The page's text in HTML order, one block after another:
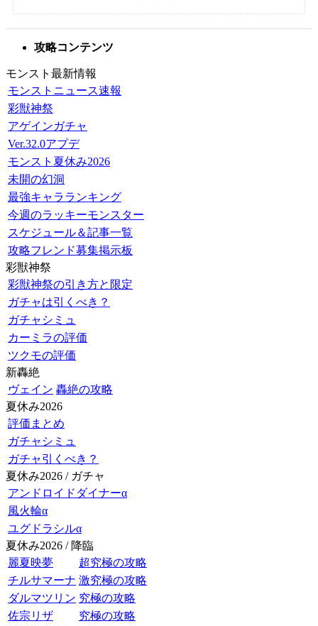
攻略コンテンツ
モンスト最新情報
モンストニュース速報
彩獣神祭
アゲインガチャ
Ver.32.0アプデ
モンスト夏休み2026
未開の幻洞
最強キャラランキング
今週のラッキーモンスター
スケジュール＆記事一覧
攻略フレンド募集掲示板
彩獣神祭
彩獣神祭の引き方と限定
ガチャは引くべき？
ガチャシミュ
カーミラの評価
ツクモの評価
新轟絶
ヴェイン 轟絶の攻略
夏休み2026
評価まとめ
ガチャシミュ
ガチャ引くべき？
夏休み2026 / ガチャ
アンドロイドダイナーα
風火輪α
ユグドラシルα
夏休み2026 / 降臨
麗夏映夢
超究極の攻略
チルサマーナ 激究極の攻略
ダルマツリン 究極の攻略
佐宗リザ
究極の攻略